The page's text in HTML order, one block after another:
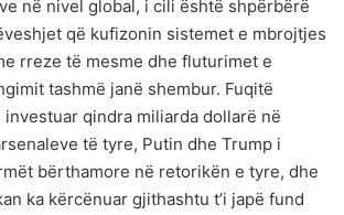
në nivel global, i cili është shpërbërë
që kufizonin sistemet e mbrojtjes
rreze të mesme dhe fluturimet e
tashmë janë shembur. Fuqitë
qindra miliarda dollarë në
të tyre, Putin dhe Trump i
bërthamore në retorikën e tyre, dhe
ka kërcënuar gjithashtu t’i japë fund